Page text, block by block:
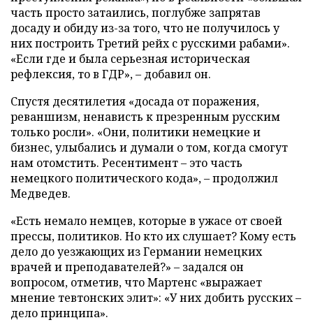
часть просто затаились, поглубже запрятав
досаду и обиду из-за того, что не получилось у
них построить Третий рейх с русскими рабами».
«Если где и была серьезная историческая
рефлексия, то в ГДР», – добавил он.
Спустя десятилетия «досада от поражения,
реваншизм, ненависть к презренным русским
только росли». «Они, политики немецкие и
бизнес, улыбались и думали о том, когда смогут
нам отомстить. Ресентимент – это часть
немецкого политического кода», – продолжил
Медведев.
«Есть немало немцев, которые в ужасе от своей
прессы, политиков. Но кто их слушает? Кому есть
дело до уезжающих из Германии немецких
врачей и преподавателей?» – задался он
вопросом, отметив, что Мартенс «выражает
мнение тевтонских элит»: «У них добить русских –
дело принципа».